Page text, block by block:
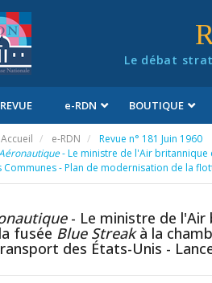
Le débat
e-RDN BOUTIQUE
Accueil e-RDN
Revue n° 181 Juin 1960
- Le ministre de l'Air britannique
Communes - Plan de modernisation de la
- Le ministre de l'Air
fusée Blue Streakà la
des États-Unis -